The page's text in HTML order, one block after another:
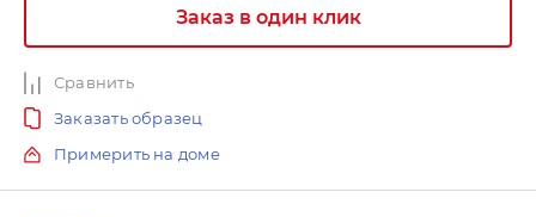
Заказ в один клик
Сравнить
Заказать образец
Примерить на доме